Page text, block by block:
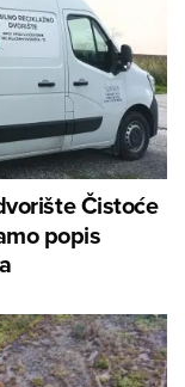
Čistoće
popis